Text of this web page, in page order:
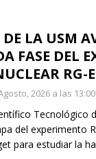
DE LA USM
FASE DEL
RG-
2026 a las 13:00
Tecnológico
del experimento
para estudiar la